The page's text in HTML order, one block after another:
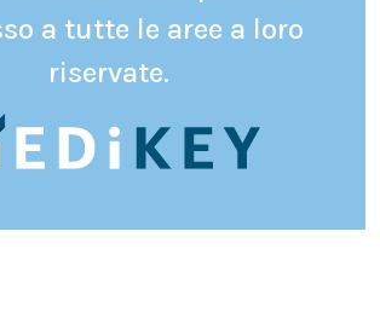
a tutte le aree a loro
riservate.